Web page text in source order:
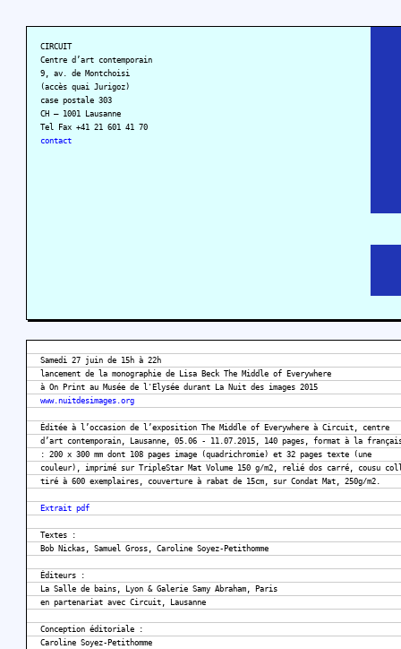
CIRCUIT
Centre d’art contemporain
9, av. de Montchoisi
(accès quai Jurigoz)
case postale 303
CH – 1001 Lausanne
Tel Fax +41 21 601 41 70
contact
Samedi 27 juin de 15h à 22h
lancement de la monographie de Lisa Beck The Middle of Everywhere
à On Print au Musée de l'Elysée durant La Nuit des images 2015
www.nuitdesimages.org
Éditée à l’occasion de l’exposition The Middle of Everywhere à Circuit, centre
d’art contemporain, Lausanne, 05.06 - 11.07.2015, 140 pages, format à la
: 200 x 300 mm dont 108 pages image (quadrichromie) et 32 pages texte (une
couleur), imprimé sur TripleStar Mat Volume 150 g/m2, relié dos carré, cousu
tiré à 600 exemplaires, couverture à rabat de 15cm, sur Condat Mat, 250g/m2.
Extrait pdf
Textes :
Bob Nickas, Samuel Gross, Caroline Soyez-Petithomme
Éditeurs :
La Salle de bains, Lyon & Galerie Samy Abraham, Paris
en partenariat avec Circuit, Lausanne
Conception éditoriale :
Caroline Soyez-Petithomme